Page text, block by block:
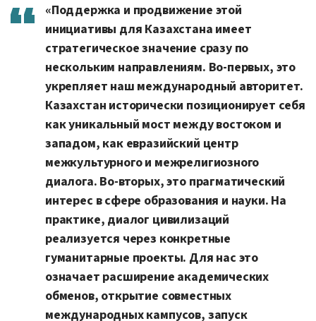
«Поддержка и продвижение этой
инициативы для Казахстана имеет
стратегическое значение сразу по
нескольким направлениям. Во-первых, это
укрепляет наш международный авторитет.
Казахстан исторически позиционирует себя
как уникальный мост между востоком и
западом, как евразийский центр
межкультурного и межрелигиозного
диалога. Во-вторых, это прагматический
интерес в сфере образования и науки. На
практике, диалог цивилизаций
реализуется через конкретные
гуманитарные проекты. Для нас это
означает расширение академических
обменов, открытие совместных
международных кампусов, запуск